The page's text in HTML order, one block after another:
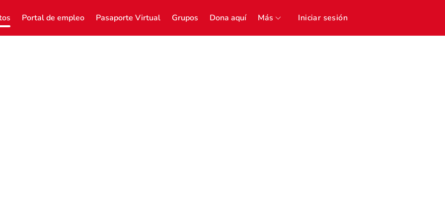
Portal de empleo Pasaporte Virtual Grupos Dona aquí Más Iniciar sesión